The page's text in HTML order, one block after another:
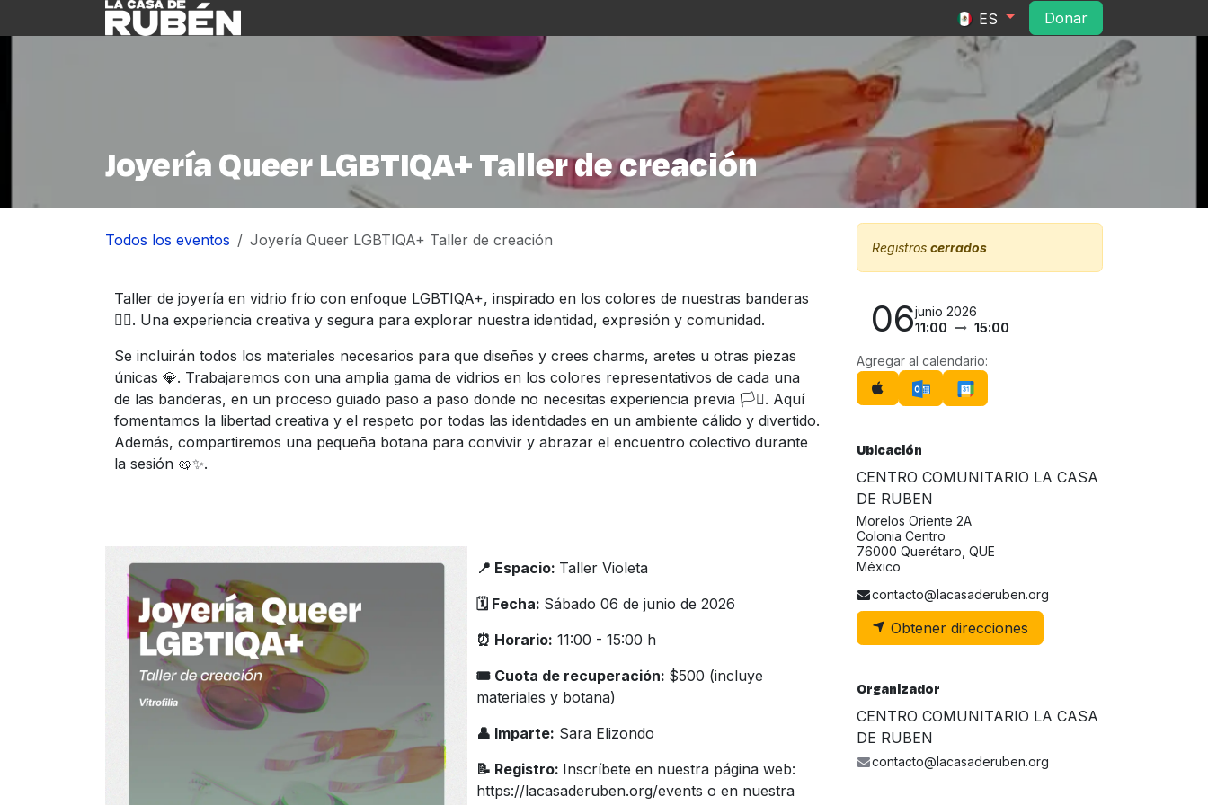
Convocatorias Contacto
ES Do​​na​​r​​
Joyería Queer LGBTIQA+ Taller de creación
Todos los eventos Joyería Queer LGBTIQA+ Taller de creación
Taller de joyería en vidrio frío con enfoque LGBTIQA+, inspirado en los colores de nuestras banderas
🏳️‍🌈. Una experiencia creativa y segura para explorar nuestra identidad, expresión y comunidad.
Se incluirán todos los materiales necesarios para que diseñes y crees charms, aretes u otras piezas
únicas 💎. Trabajaremos con una amplia gama de vidrios en los colores representativos de cada una
de las banderas, en un proceso guiado paso a paso donde no necesitas experiencia previa 🏳️‍⚧️. Aquí
fomentamos la libertad creativa y el respeto por todas las identidades en un ambiente cálido y divertido.
Además, compartiremos una pequeña botana para convivir y abrazar el encuentro colectivo durante
la sesión 🥨✨.
📍 Espacio: Taller Violeta
🗓️ Fecha: Sábado 06 de junio de 2026
⏰ Horario: 11:00 - 15:00 h
🎟 Cuota de recuperación: $500 (incluye
materiales y botana)
👤 Imparte: Sara Elizondo
📝 Registro: Inscríbete en nuestra página web:
https://lacasaderuben.org/events o en nuestra
Registros cerrados
06junio 2026
11:00
15:00
Agregar al calendario:
Ubicación
CENTRO COMUNITARIO LA CASA
DE RUBEN
Morelos Oriente 2A
Colonia Centro
76000 Querétaro, QUE
México
contacto@lacasaderuben.org
Obtener direcciones
Organizador
CENTRO COMUNITARIO LA CASA
DE RUBEN
contacto@lacasaderuben.org